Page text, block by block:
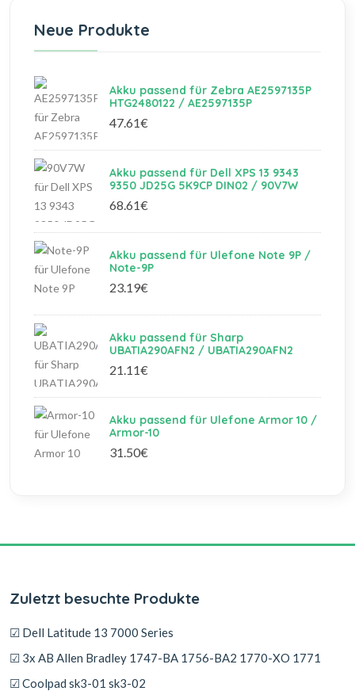
Neue Produkte
Akku passend für Zebra AE2597135P
HTG2480122 / AE2597135P
47.61€
Akku passend für Dell XPS 13 9343
9350 JD25G 5K9CP DIN02 / 90V7W
68.61€
Akku passend für Ulefone Note 9P /
Note-9P
23.19€
Akku passend für Sharp
UBATIA290AFN2 / UBATIA290AFN2
21.11€
Akku passend für Ulefone Armor 10 /
Armor-10
31.50€
Zuletzt besuchte Produkte
☑ Dell Latitude 13 7000 Series
☑ 3x AB Allen Bradley 1747-BA 1756-BA2 1770-XO 1771
☑ Coolpad sk3-01 sk3-02